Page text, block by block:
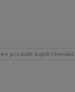
produkt kupili również: